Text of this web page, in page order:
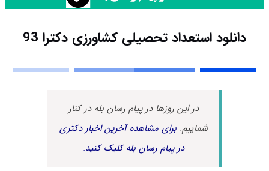
دانلود استعداد تحصیلی کشاورزی دکترا 93
در این روزها در پیام رسان بله در کنار
شماییم.برای مشاهده آخرین اخبار دکتری
در پیام رسان بله کلیک کنید.